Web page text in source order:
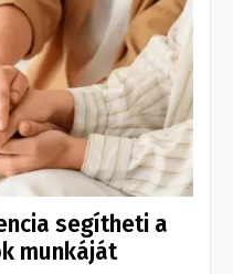
segítheti a
munkáját